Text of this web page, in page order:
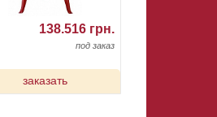
138.516 грн.
под заказ
заказать